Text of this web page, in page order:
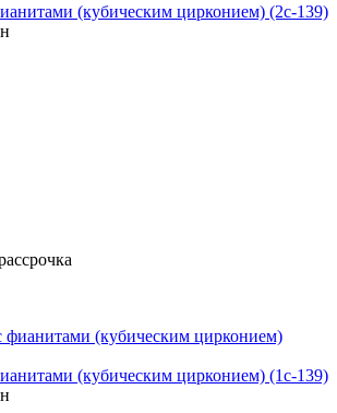
(кубическим цирконием) (2с-139)
(кубическим цирконием) (1с-139)